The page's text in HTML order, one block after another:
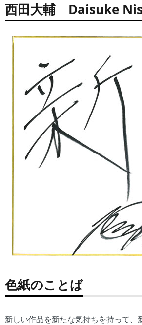
西田大輔 Daisuke
色紙のことば
新しい作品を新たな気持ちを持って、